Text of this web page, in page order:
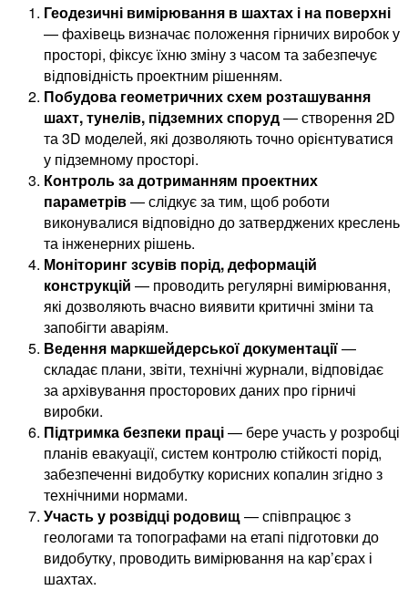
Геодезичні вимірювання в шахтах і на поверхні
— фахівець визначає положення гірничих виробок у
просторі, фіксує їхню зміну з часом та забезпечує
відповідність проектним рішенням.
Побудова геометричних схем розташування
шахт, тунелів, підземних споруд— створення 2D
та 3D моделей, які дозволяють точно орієнтуватися
у підземному просторі.
Контроль за дотриманням проектних
параметрів— слідкує за тим, щоб роботи
виконувалися відповідно до затверджених креслень
та інженерних рішень.
Моніторинг зсувів порід, деформацій
конструкцій — проводить регулярні вимірювання,
які дозволяють вчасно виявити критичні зміни та
запобігти аваріям.
Ведення маркшейдерської документації—
складає плани, звіти, технічні журнали, відповідає
за архівування просторових даних про гірничі
виробки.
Підтримка безпеки праці— бере участь у розробці
планів евакуації, систем контролю стійкості порід,
забезпеченні видобутку корисних копалин згідно з
технічними нормами.
Участь у розвідці родовищ— співпрацює з
геологами та топографами на етапі підготовки до
видобутку, проводить вимірювання на кар’єрах і
шахтах.